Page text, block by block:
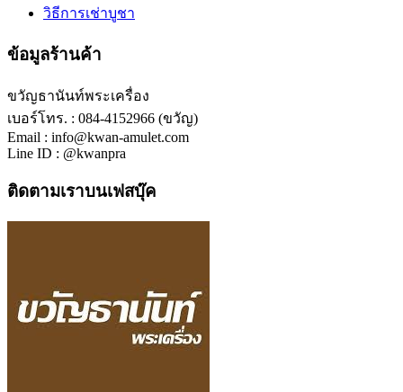
วิธีการเช่าบูชา
ข้อมูลร้านค้า
ขวัญธานันท์พระเครื่อง
เบอร์โทร. : 084-4152966 (ขวัญ)
Email : info@kwan-amulet.com
Line ID : @kwanpra
ติดตามเราบนเฟสบุ๊ค